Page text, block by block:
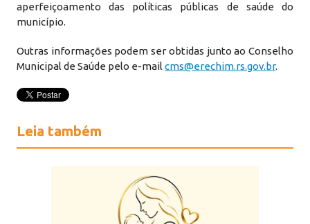
aperfeiçoamento das políticas públicas de saúde do
município.
Outras informações podem ser obtidas junto ao Conselho
Municipal de Saúde pelo e-mailcms@erechim.rs.gov.br.
Leia também